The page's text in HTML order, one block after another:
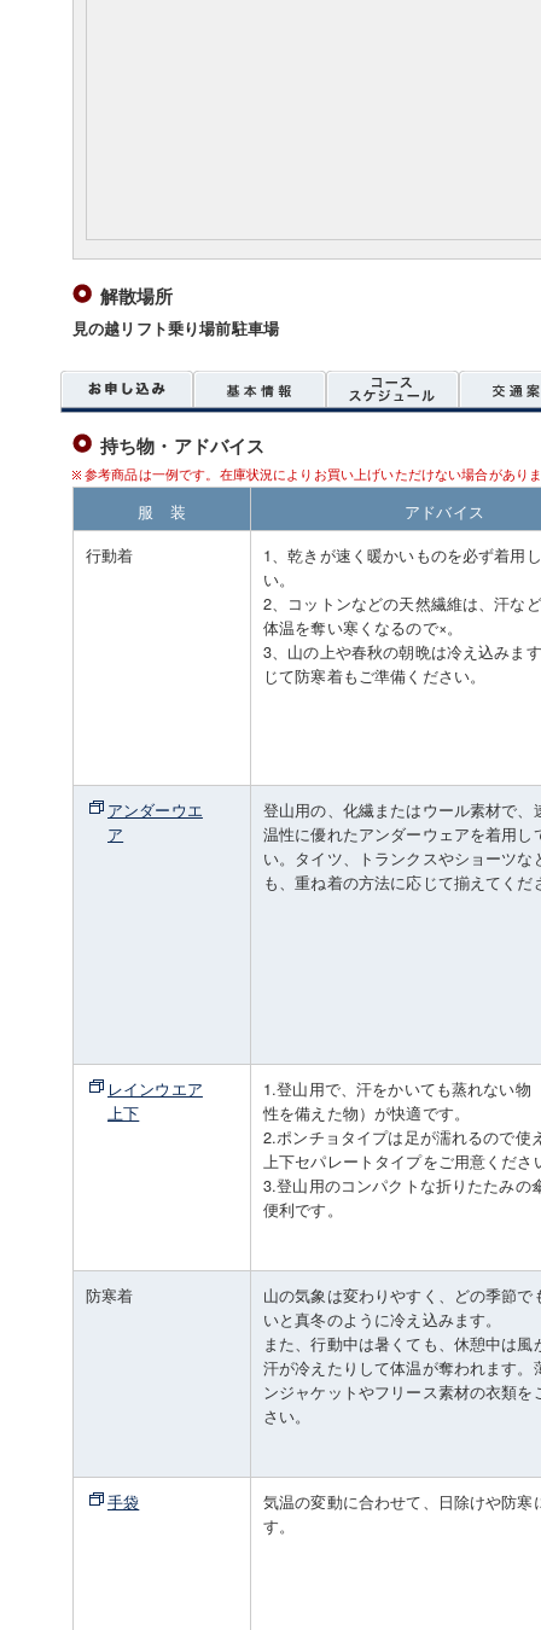
解散場所
見の越リフト乗り場前駐車場
持ち物・アドバイス
参考商品は一例です。在庫状況によりお買い上げいただけない場合があり
服 装
アドバイス
行動着
1、乾きが速く暖かいものを必ず着用
い。
2、コットンなどの天然繊維は、汗な
体温を奪い寒くなるので×。
3、山の上や春秋の朝晩は冷え込みま
じて防寒着もご準備ください。
アンダーウエ
ア
登山用の、化繊またはウール素材で、
温性に優れたアンダーウェアを着用し
い。タイツ、トランクスやショーツな
も、重ね着の方法に応じて揃えてくだ
レインウエア
上下
1.登山用で、汗をかいても蒸れない物
性を備えた物）が快適です。
2.ポンチョタイプは足が濡れるので使
上下セパレートタイプをご用意くださ
3.登山用のコンパクトな折りたたみの
便利です。
防寒着
山の気象は変わりやすく、どの季節で
いと真冬のように冷え込みます。
また、行動中は暑くても、休憩中は風
汗が冷えたりして体温が奪われます。
ンジャケットやフリース素材の衣類を
さい。
手袋
気温の変動に合わせて、日除けや防寒
す。